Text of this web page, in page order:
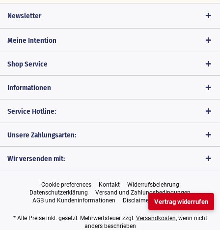
Newsletter
Meine Intention
Shop Service
Informationen
Service Hotline:
Unsere Zahlungsarten:
Wir versenden mit:
Cookie preferences Kontakt
Widerrufsbelehrung
Datenschutzerklärung
Versand und Zahlungsbedingungen
AGB und Kundeninformationen
Disclaimer Impressum
* Alle Preise inkl. gesetzl. Mehrwertsteuer zzgl. Versandkosten, wenn nicht
anders beschrieben
Vertrag widerrufen